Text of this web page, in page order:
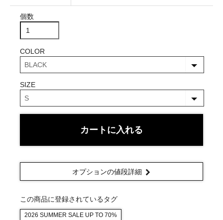
個数
COLOR
SIZE
カートに入れる
オプションの値段詳細
この商品に登録されているタグ
2026 SUMMER SALE UP TO 70%